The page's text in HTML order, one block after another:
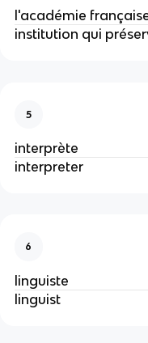
l'académie
institution qui
5
interprète
interpreter
6
linguiste
linguist